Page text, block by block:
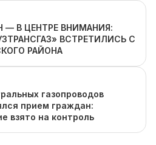
— В ЦЕНТРЕ ВНИМАНИЯ:
ВСТРЕТИЛИСЬ С
РАЙОНА
газопроводов
прием граждан:
взято на контроль